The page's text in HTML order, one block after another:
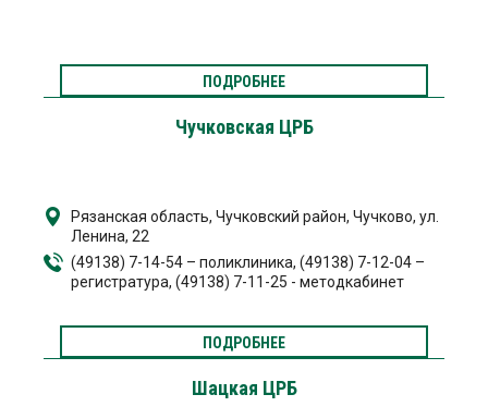
ПОДРОБНЕЕ
Чучковская ЦРБ
Рязанская область, Чучковский район, Чучково, ул.
Ленина, 22
(49138) 7-14-54 – поликлиника, (49138) 7-12-04 –
регистратура, (49138) 7-11-25 - методкабинет
ПОДРОБНЕЕ
Шацкая ЦРБ